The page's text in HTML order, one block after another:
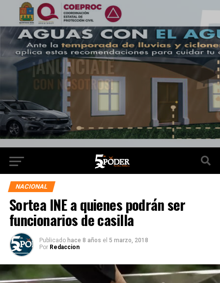
NACIONAL
Sortea INE a quienes podrán ser
funcionarios de casilla
Publicado hace 8 años el 5 marzo, 2018
Por Redaccion